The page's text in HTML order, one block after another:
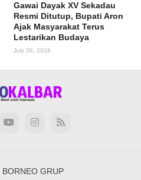
Gawai Dayak XV Sekadau
Resmi Ditutup, Bupati Aron
Ajak Masyarakat Terus
Lestarikan Budaya
July 26, 2026
BORNEO GRUP